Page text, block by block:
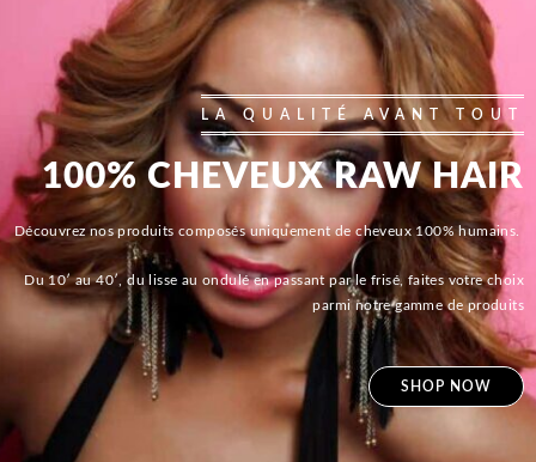
LA QUALITÉ AVANT TOUT
100% CHEVEUX RAW HAIR
Découvrez nos produits composés uniquement de cheveux 100% humains.
Du 10′ au 40′, du lisse au ondulé en passant par le frisé, faites votre choix
parmi notre gamme de produits
SHOP NOW